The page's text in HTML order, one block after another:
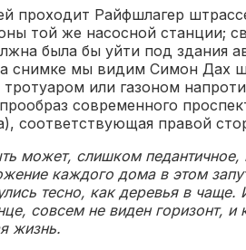
проходит Райфшлагер
той же насосной станции;
была бы уйти под здания
снимке мы видим Симон Дах
или газоном
современного
соответствующая правой
может, слишком
каждого дома в этом
тесно, как деревья в чаще.
совсем не виден горизонт, и
жизнь.